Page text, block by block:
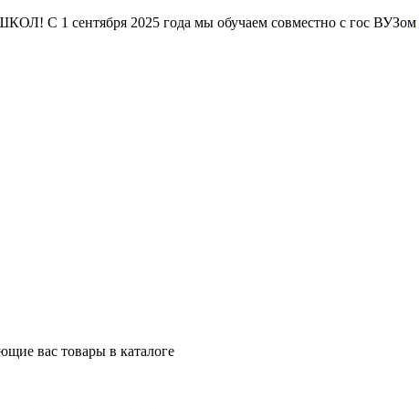
сентября 2025 года мы обучаем совместно с гос ВУЗом
вас товары в каталоге